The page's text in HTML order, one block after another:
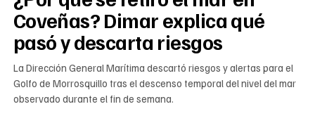
Coveñas? Dimar explica qué
pasó y descarta riesgos
La Dirección General Marítima descartó riesgos y alertas para el
Golfo de Morrosquillo tras el descenso temporal del nivel del mar
observado durante el fin de semana.